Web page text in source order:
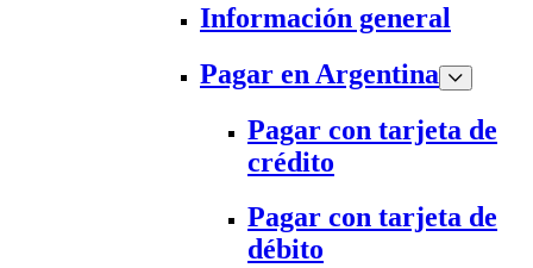
Información general
Pagar en Argentina
Pagar con tarjeta de
crédito
Pagar con tarjeta de
débito